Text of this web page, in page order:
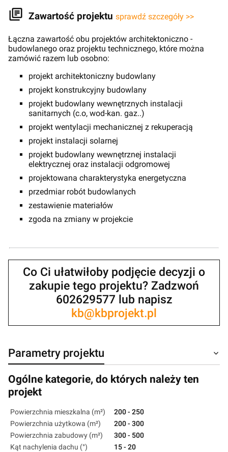
Zawartość projektu sprawdź szczegóły >>
Łączna zawartość obu projektów architektoniczno -
budowlanego oraz projektu technicznego, które można
zamówić razem lub osobno:
projekt architektoniczny budowlany
projekt konstrukcyjny budowlany
projekt budowlany wewnętrznych instalacji
sanitarnych (c.o, wod-kan. gaz..)
projekt wentylacji mechanicznej z rekuperacją
projekt instalacji solarnej
projekt budowlany wewnętrznej instalacji
elektrycznej oraz instalacji odgromowej
projektowana charakterystyka energetyczna
przedmiar robót budowlanych
zestawienie materiałów
zgoda na zmiany w projekcie
Co Ci ułatwiłoby podjęcie decyzji o
zakupie tego projektu? Zadzwoń
602629577 lub napisz
kb@kbprojekt.pl
Parametry projektu
Ogólne kategorie, do których należy ten
projekt
Powierzchnia mieszkalna (m²)
200 - 250
Powierzchnia użytkowa (m²)
200 - 300
Powierzchnia zabudowy (m²)
300 - 500
Kąt nachylenia dachu (°)
15 - 20